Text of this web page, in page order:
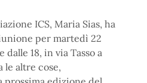
ICS, Maria Sias, ha
per martedì 22
18, in via Tasso a
le altre cose,